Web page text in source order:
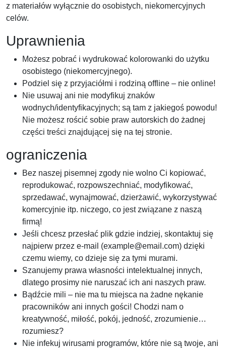
z materiałów wyłącznie do osobistych, niekomercyjnych
celów.
Uprawnienia
Możesz pobrać i wydrukować kolorowanki do użytku
osobistego (niekomercyjnego).
Podziel się z przyjaciółmi i rodziną offline – nie online!
Nie usuwaj ani nie modyfikuj znaków
wodnych/identyfikacyjnych; są tam z jakiegoś powodu!
Nie możesz rościć sobie praw autorskich do żadnej
części treści znajdującej się na tej stronie.
ograniczenia
Bez naszej pisemnej zgody nie wolno Ci kopiować,
reprodukować, rozpowszechniać, modyfikować,
sprzedawać, wynajmować, dzierżawić, wykorzystywać
komercyjnie itp. niczego, co jest związane z naszą
firmą!
Jeśli chcesz przesłać plik gdzie indziej, skontaktuj się
najpierw przez e-mail (example@email.com) dzięki
czemu wiemy, co dzieje się za tymi murami.
Szanujemy prawa własności intelektualnej innych,
dlatego prosimy nie naruszać ich ani naszych praw.
Bądźcie mili – nie ma tu miejsca na żadne nękanie
pracowników ani innych gości! Chodzi nam o
kreatywność, miłość, pokój, jedność, zrozumienie…
rozumiesz?
Nie infekuj wirusami programów, które nie są twoje, ani